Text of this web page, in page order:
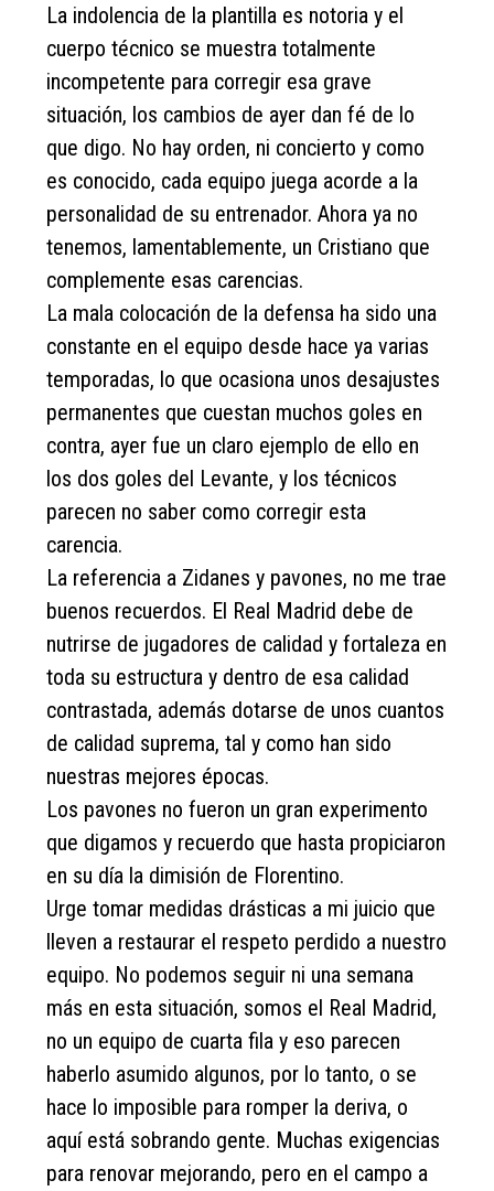
La indolencia de la plantilla es notoria y el
cuerpo técnico se muestra totalmente
incompetente para corregir esa grave
situación, los cambios de ayer dan fé de lo
que digo. No hay orden, ni concierto y como
es conocido, cada equipo juega acorde a la
personalidad de su entrenador. Ahora ya no
tenemos, lamentablemente, un Cristiano que
complemente esas carencias.
La mala colocación de la defensa ha sido una
constante en el equipo desde hace ya varias
temporadas, lo que ocasiona unos desajustes
permanentes que cuestan muchos goles en
contra, ayer fue un claro ejemplo de ello en
los dos goles del Levante, y los técnicos
parecen no saber como corregir esta
carencia.
La referencia a Zidanes y pavones, no me trae
buenos recuerdos. El Real Madrid debe de
nutrirse de jugadores de calidad y fortaleza en
toda su estructura y dentro de esa calidad
contrastada, además dotarse de unos cuantos
de calidad suprema, tal y como han sido
nuestras mejores épocas.
Los pavones no fueron un gran experimento
que digamos y recuerdo que hasta propiciaron
en su día la dimisión de Florentino.
Urge tomar medidas drásticas a mi juicio que
lleven a restaurar el respeto perdido a nuestro
equipo. No podemos seguir ni una semana
más en esta situación, somos el Real Madrid,
no un equipo de cuarta fila y eso parecen
haberlo asumido algunos, por lo tanto, o se
hace lo imposible para romper la deriva, o
aquí está sobrando gente. Muchas exigencias
para renovar mejorando, pero en el campo a